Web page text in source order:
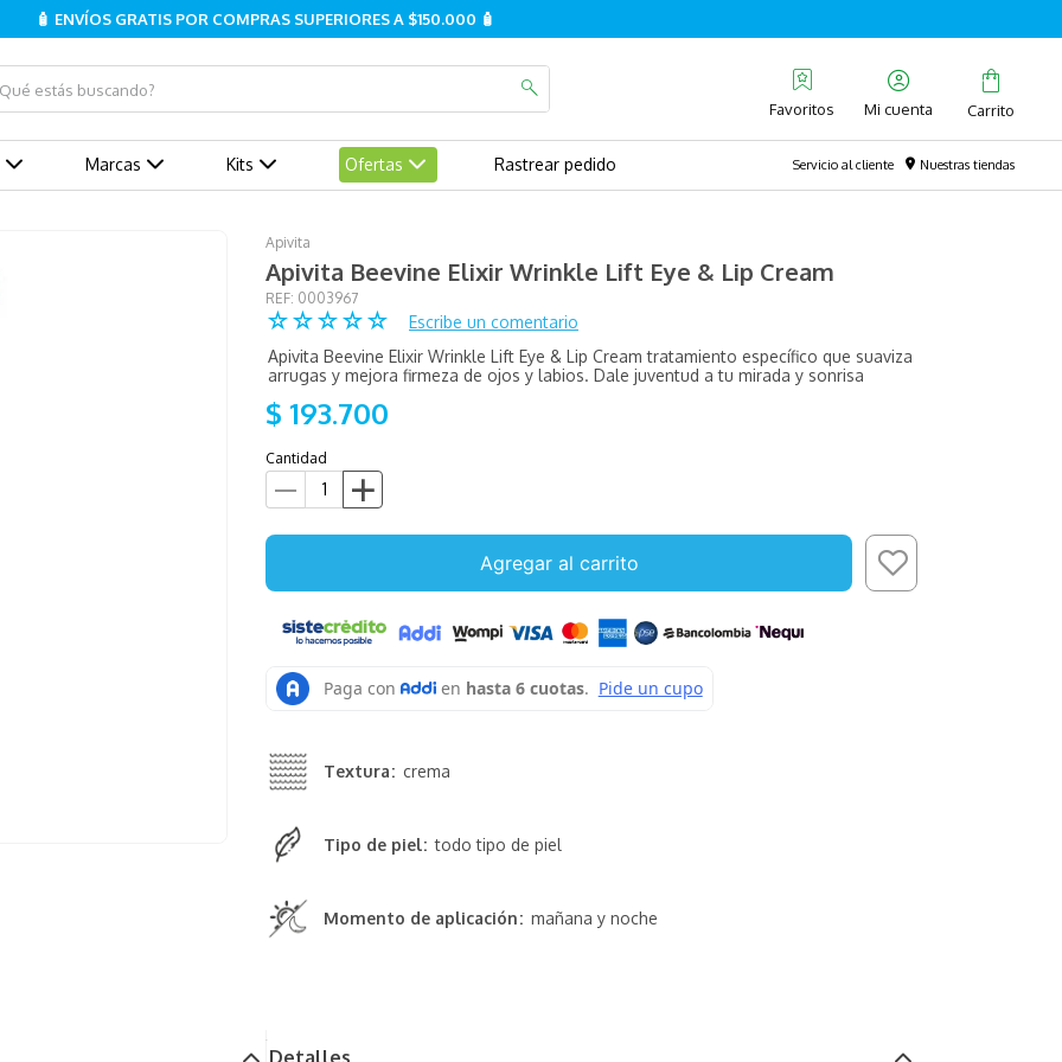
🧴 ENVÍOS GRATIS POR COMPRAS SUPERIORES A $150.000 🧴
estás buscando?
Favoritos
Marcas Kits Ofertas Rastrear pedido Servicio al cliente Nuestras tiendas
Apivita
Apivita Beevine Elixir Wrinkle Lift Eye & Lip Cream
: 0003967
☆☆☆☆☆
Escribe un comentario
Apivita Beevine Elixir Wrinkle Lift Eye & Lip Cream tratamiento específico que suaviza
arrugas y mejora firmeza de ojos y labios. Dale juventud a tu mirada y sonrisa
$ 193.700
Cantidad
Agregar al carrito
Tipo de piel todo tipo de piel
Textura crema
Momento de aplicación mañana y noche